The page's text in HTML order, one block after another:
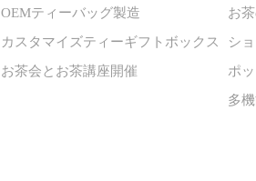
OEMティーバッグ製造
カスタマイズティーギフトボックス
お茶会とお茶講座開催
お
シ
ポ
多